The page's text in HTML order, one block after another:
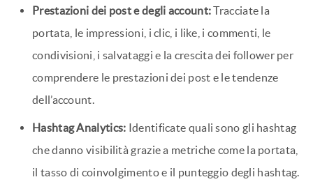
aggiornamenti dei concorrenti, quindi inviateli
direttamente a Slack. L’intero team rimane allineato, senza
nemmeno aprire Publer.
4. Analisi e approfondimenti
Oltre alla pubblicazione, l’API di Publer vi fornisce ora i
dati per misurare, confrontare e ottimizzare la vostra